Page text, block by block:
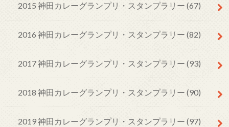
2015 神田カレーグランプリ・スタンプラリー (67)
2016 神田カレーグランプリ・スタンプラリー (82)
2017 神田カレーグランプリ・スタンプラリー (93)
2018 神田カレーグランプリ・スタンプラリー (90)
2019 神田カレーグランプリ・スタンプラリー (97)